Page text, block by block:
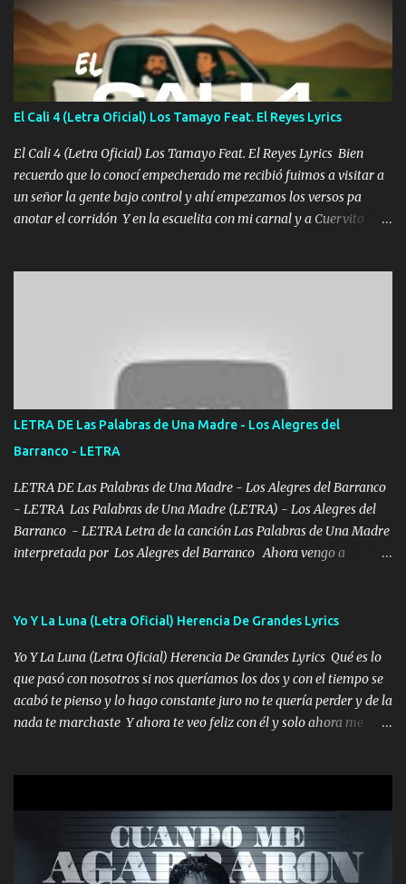
Un gallardo me prendo Para agarrar el vuelo y la mente y
tranquilizando Tomense un buen trago Y así es como empezamos
los versos que voy cantando (Music) A vido alta y bajas La carreta
se atora Pero nunca le aflojamos Ya me han pasado cosas Y
aunque ustedes no sepan Pero la vida es muy corta Hay que
echarle chingazos Y seguir trabajando porque nada es...
El Cali 4 (Letra Oficial) Los Tamayo Feat. El Reyes Lyrics
El Cali 4 (Letra Oficial) Los Tamayo Feat. El Reyes Lyrics Bien
recuerdo que lo conocí empecherado me recibió fuimos a visitar a
un señor la gente bajo control y ahí empezamos los versos pa
anotar el corridón Y en la escuelita con mi carnal y a Cuervito
verde se le extraña pa que sepan Aquí Pura GENTE DE LA RANA 🐸
POR CLAVE ES EL CALI 4 EN LA CIUDAD TIJUANA Música Al
tirante andamos mi carnal atento a cualquier necesidad no porque
se ve limpio el camino nos confiamos al andar y nunca con la
misma piedra me vuelvo a tropezar Cuando ando de enamorado
en corto me tiró a per...
LETRA DE Las Palabras de Una Madre - Los Alegres del
Barranco - LETRA
LETRA DE Las Palabras de Una Madre - Los Alegres del Barranco
- LETRA Las Palabras de Una Madre (LETRA) - Los Alegres del
Barranco - LETRA Letra de la canción Las Palabras de Una Madre
interpretada por Los Alegres del Barranco Ahora vengo a
viento a su hijo y aunque ahora ya este con Dios el destino así lo
seguiré esperando hasta volvernos a vernos El recuerdo que yo
tengo de mi mente no se va, en mi corazón me llevo lo mismo que
tu papá, a veces me pongo triste porque no puedo mirarte, mas se
que tu me escuchas porque tu eres mi gran ángel, El desespero me
Yo Y La Luna (Letra Oficial) Herencia De Grandes Lyrics
Yo Y La Luna (Letra Oficial) Herencia De Grandes Lyrics Qué es lo
que pasó con nosotros si nos queríamos los dos y con el tiempo se
acabó te pienso y lo hago constante juro no te quería perder y de la
nada te marchaste Y ahora te veo feliz con él y solo ahora me
pero eso ya no va a pasar me perderé en la soledad Porque me
mirabas bonito si yo no fui el final feliz el final fue triste pa mí Y
duele no tenerte aquí sabiendo que moría por ti yo y la luna
cantamos y por ti nos embriagamos Quién sabe qué será de mí si